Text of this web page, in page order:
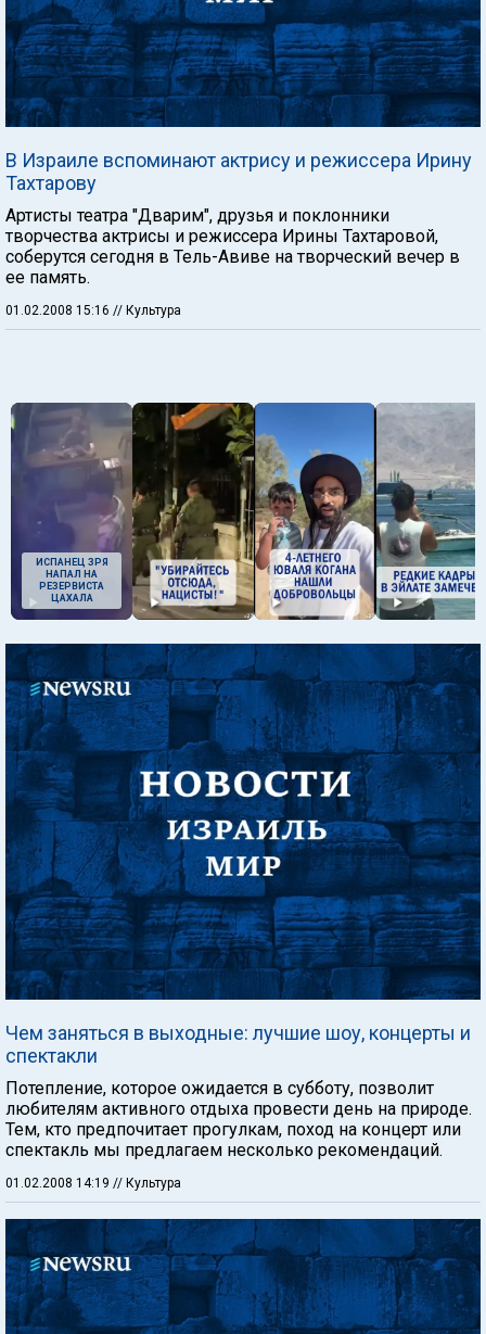
В Израиле вспоминают актрису и режиссера Ирину
Тахтарову
Артисты театра "Дварим", друзья и поклонники
творчества актрисы и режиссера Ирины Тахтаровой,
соберутся сегодня в Тель-Авиве на творческий вечер в
ее память.
01.02.2008 15:16 // Культура
ИСПАНЕЦ ЗРЯ
НАПАЛ НА
РЕЗЕРВИСТА
ЦАХАЛА
Чем заняться в выходные: лучшие шоу, концерты и
спектакли
Потепление, которое ожидается в субботу, позволит
любителям активного отдыха провести день на природе.
Тем, кто предпочитает прогулкам, поход на концерт или
спектакль мы предлагаем несколько рекомендаций.
01.02.2008 14:19 // Культура